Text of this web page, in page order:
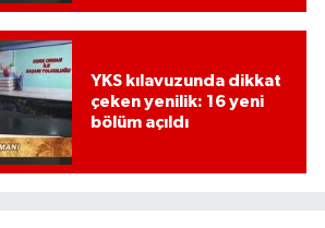
YKS kılavuzunda dikkat
çeken yenilik: 16 yeni
bölüm açıldı